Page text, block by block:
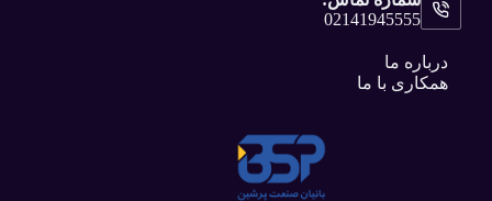
02141945555
درباره ما
همکاری با ما